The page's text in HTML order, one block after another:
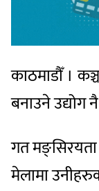
काठमाडौँ ।
बनाउने उद्योग
गत मङ्सिरयता
मेलामा